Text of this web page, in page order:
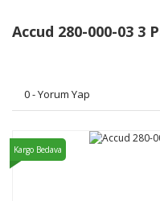
Accud 280-000-03 3
0 - Yorum Yap
Kargo Bedava